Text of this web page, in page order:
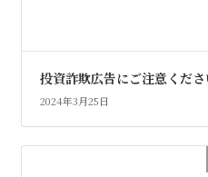
投資詐欺広告にご注意くださ
2024年3月25日